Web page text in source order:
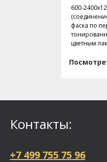
600-
фаска по
цветным
Контакты:
+7 499 755 75 96